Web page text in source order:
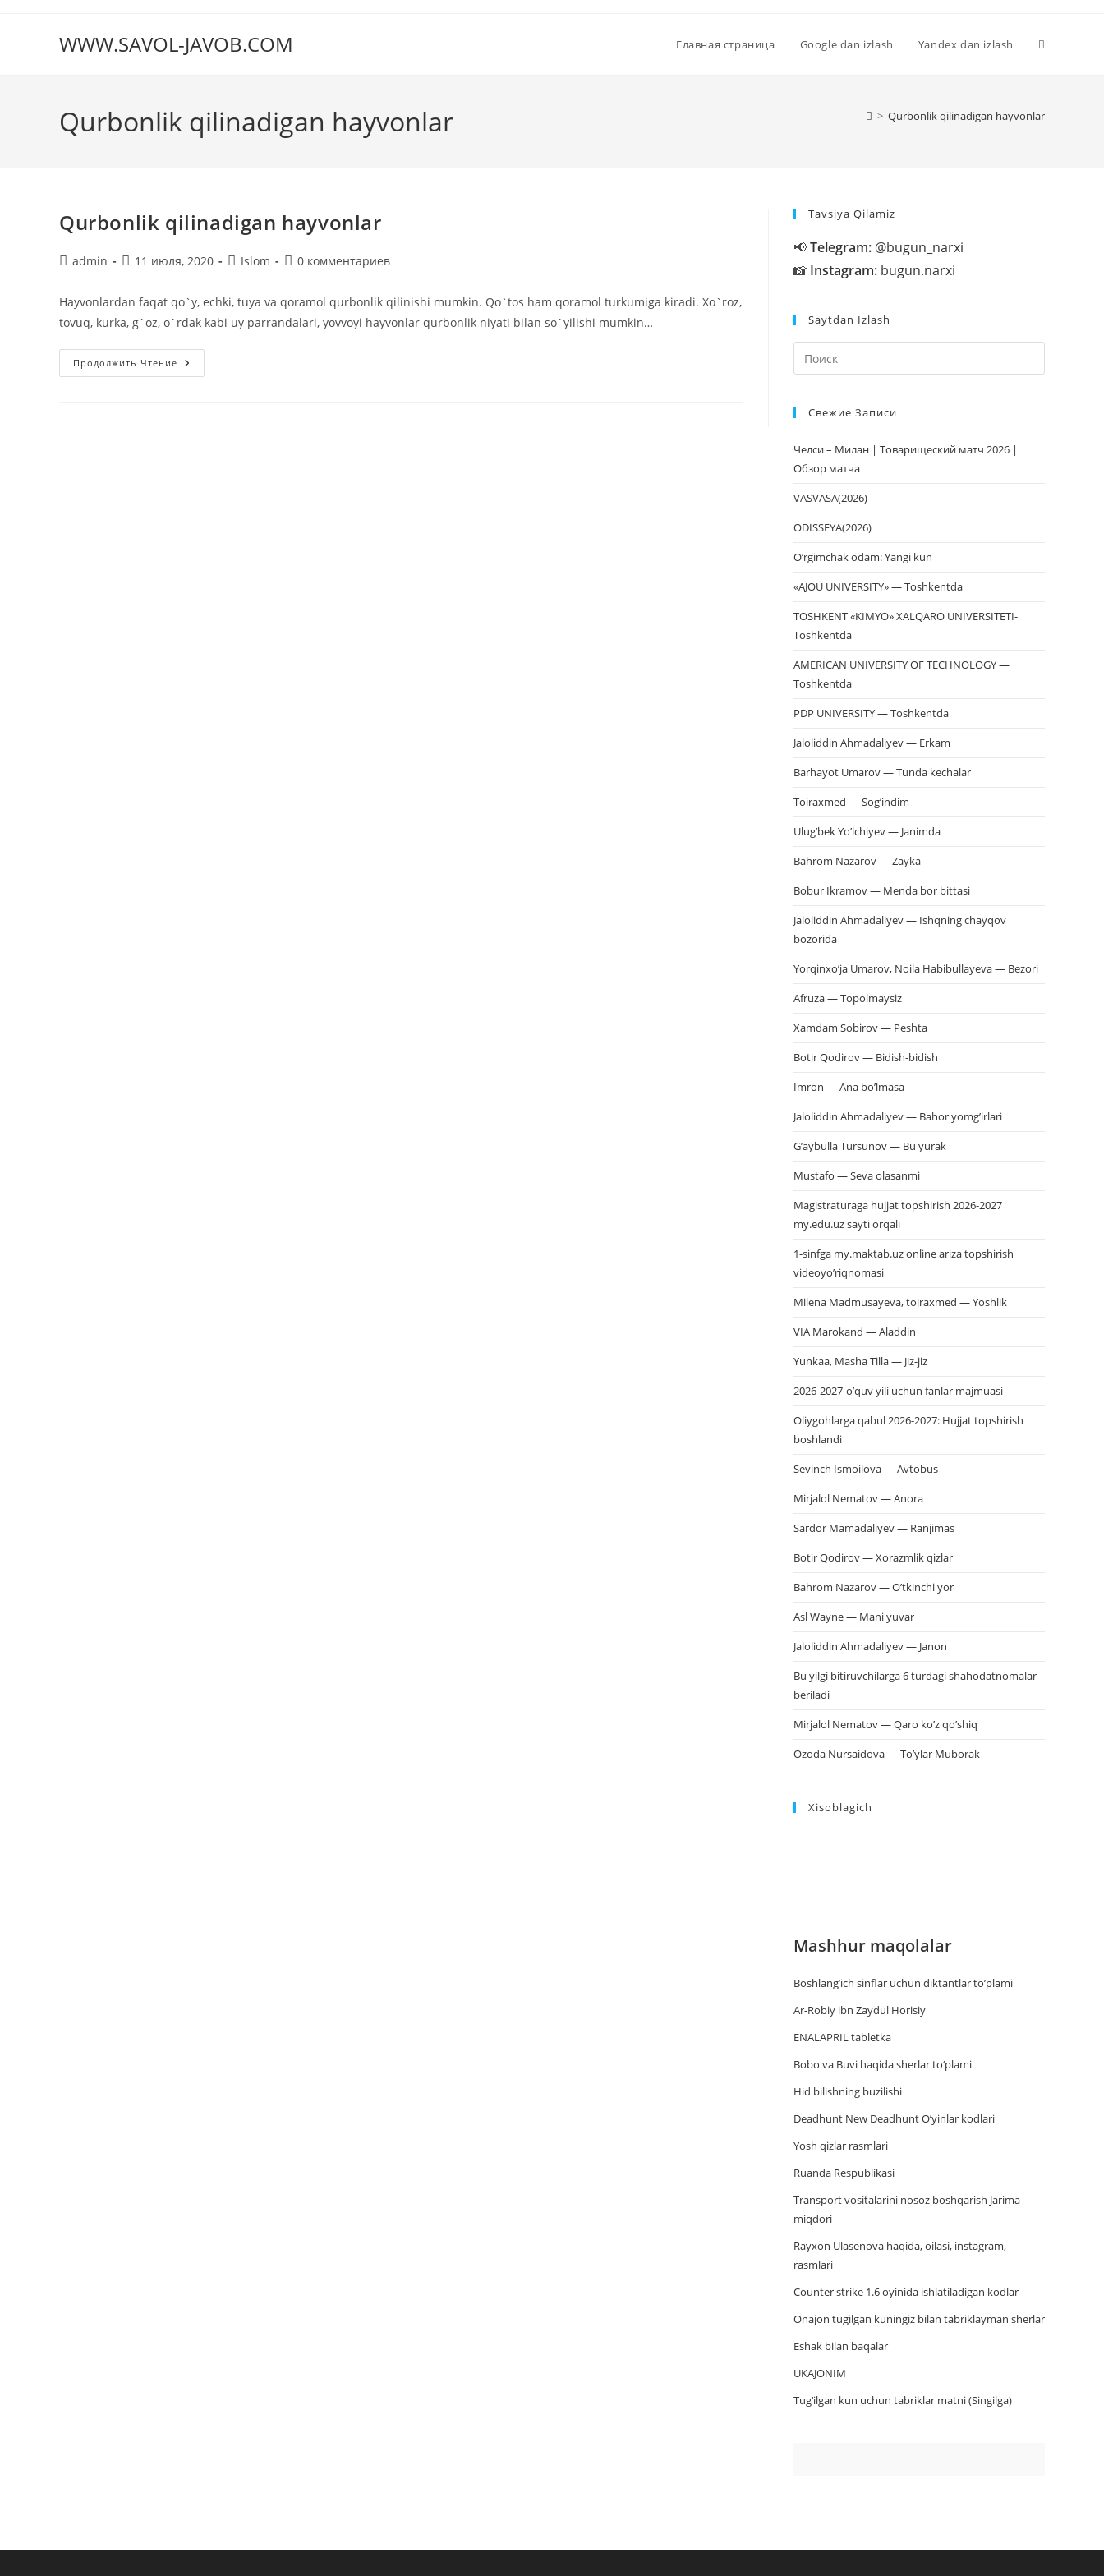
содержимомуWWW.SAVOL-JAVOB.COM Главная страница Google dan izlash Yandex dan izlash
Qurbonlik qilinadigan hayvonlar > Qurbonlik qilinadigan hayvonlar
Qurbonlik qilinadigan hayvonlar
Автор
admin
Запись
11 июля, 2020
Рубрика
Islom
Комментарии
записи:
0 комментариев
Hayvonlardan faqat qo`y, echki, tuya va qoramol qurbonlik qilinishi mumkin. Qo`tos ham qoramol turkumiga kiradi. Xo`roz,
tovuq, kurka, g`oz, o`rdak kabi uy parrandalari, yovvoyi hayvonlar qurbonlik niyati bilan so`yilishi mumkin…
Продолжить Чтение Qurbonlik
Qilinadigan
Tavsiya Qilamiz
📢Telegram: @bugun_narxi
📸 Instagram: bugun.narxi
Saytdan Izlash
клавишу
Свежие Записи
Челси – Милан | Товарищеский матч 2026 |
Обзор матча
VASVASA(2026)
ODISSEYA(2026)
O‘rgimchak odam: Yangi kun
«AJOU UNIVERSITY» — Toshkentda
TOSHKENT «KIMYO» XALQARO UNIVERSITETI-
Toshkentda
AMERICAN UNIVERSITY OF TECHNOLOGY —
Toshkentda
PDP UNIVERSITY — Toshkentda
Jaloliddin Ahmadaliyev — Erkam
Barhayot Umarov — Tunda kechalar
Toiraxmed — Sog’indim
Ulug’bek Yo’lchiyev — Janimda
Bahrom Nazarov — Zayka
Bobur Ikramov — Menda bor bittasi
Jaloliddin Ahmadaliyev — Ishqning chayqov
bozorida
Yorqinxo’ja Umarov, Noila Habibullayeva — Bezori
Afruza — Topolmaysiz
Xamdam Sobirov — Peshta
Botir Qodirov — Bidish-bidish
Imron — Ana bo’lmasa
Jaloliddin Ahmadaliyev — Bahor yomg’irlari
G’aybulla Tursunov — Bu yurak
Mustafo — Seva olasanmi
Magistraturaga hujjat topshirish 2026-2027
my.edu.uz sayti orqali
1-sinfga my.maktab.uz online ariza topshirish
videoyo’riqnomasi
Milena Madmusayeva, toiraxmed — Yoshlik
VIA Marokand — Aladdin
Yunkaa, Masha Tilla — Jiz-jiz
2026-2027-o’quv yili uchun fanlar majmuasi
Oliygohlarga qabul 2026-2027: Hujjat topshirish
boshlandi
Sevinch Ismoilova — Avtobus
Mirjalol Nematov — Anora
Sardor Mamadaliyev — Ranjimas
Botir Qodirov — Xorazmlik qizlar
Bahrom Nazarov — O’tkinchi yor
Asl Wayne — Mani yuvar
Jaloliddin Ahmadaliyev — Janon
Bu yilgi bitiruvchilarga 6 turdagi shahodatnomalar
beriladi
Mirjalol Nematov — Qaro ko’z qo’shiq
Ozoda Nursaidova — To’ylar Muborak
Xisoblagich
Mashhur maqolalar
Boshlang’ich sinflar uchun diktantlar to’plami
Ar-Robiy ibn Zaydul Horisiy
ENALAPRIL tabletka
Bobo va Buvi haqida sherlar to‘plami
Hid bilishning buzilishi
Deadhunt New Deadhunt O’yinlar kodlari
Yosh qizlar rasmlari
Ruanda Respublikasi
Trаnsport vositаlаrini nosoz boshqаrish Jаrimа
miqdori
Rayxon Ulasenova haqida, oilasi, instagram,
rasmlari
Counter strike 1.6 oyinida ishlatiladigan kodlar
Onajon tugilgan kuningiz bilan tabriklayman sherlar
Eshak bilan baqalar
UKAJONIM
Tug‘ilgan kun uchun tabriklar matni (Singilga)